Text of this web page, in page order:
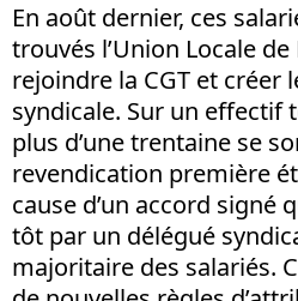
En août dernier, ces
trouvés l’Union Locale
rejoindre la CGT et créer
syndicale. Sur un effectif
plus d’une trentaine se
revendication première
cause d’un accord signé
tôt par un délégué
majoritaire des salariés.